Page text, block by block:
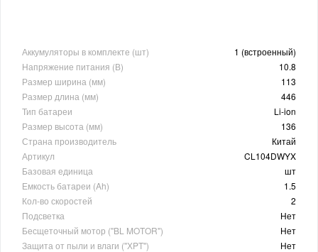
Аккумуляторы в комплекте (шт)
1 (встроенный)
Напряжение питания (В)
10.8
Размер ширина (мм)
113
Размер длина (мм)
446
Тип батареи
Li-ion
Размер высота (мм)
136
Страна производитель
Китай
Артикул
CL104DWYX
Базовая единица
шт
Емкость батареи (Ah)
1.5
Кол-во скоростей
2
Подсветка
Нет
Бесщеточный мотор ("BL MOTOR")
Нет
Защита от пыли и влаги (''ХPT'')
Нет